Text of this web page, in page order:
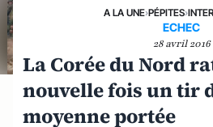
A LA UNE›PÉPITES›
ECHEC
28 avril 2016
La Corée du Nord
nouvelle fois un tir
moyenne portée